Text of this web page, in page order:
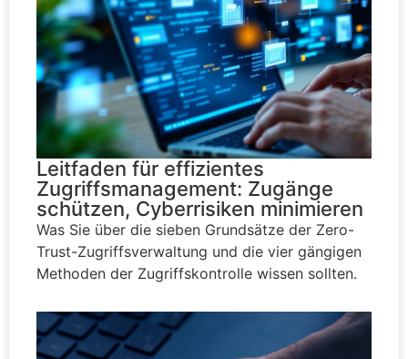
Leitfaden für effizientes
Zugriffsmanagement: Zugänge
schützen, Cyberrisiken minimieren
Was Sie über die sieben Grundsätze der Zero-
Trust-Zugriffsverwaltung und die vier gängigen
Methoden der Zugriffskontrolle wissen sollten.